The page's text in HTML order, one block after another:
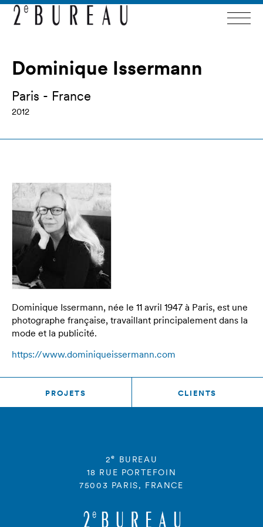
Dominique Issermann
Paris - France
2012
Dominique Issermann, née le 11 avril 1947 à Paris, est une
photographe française, travaillant principalement dans la
mode et la publicité.
https://www.dominiqueissermann.com
PROJETS CLIENTS
2e
BUREAU
18 RUE PORTEFOIN
75003 PARIS, FRANCE